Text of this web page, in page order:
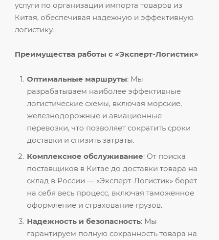
услуги по организации импорта товаров из
Китая, обеспечивая надежную и эффективную
логистику.
Преимущества работы с «Эксперт-Логистик»
Оптимальные маршруты: Мы
разрабатываем наиболее эффективные
логистические схемы, включая морские,
железнодорожные и авиационные
перевозки, что позволяет сократить сроки
доставки и снизить затраты.
Комплексное обслуживание: От поиска
поставщиков в Китае до доставки товара на
склад в России — «Эксперт-Логистик» берет
на себя весь процесс, включая таможенное
оформление и страхование грузов.
Надежность и безопасность: Мы
гарантируем полную сохранность товара на